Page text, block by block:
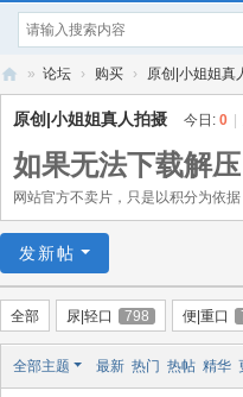
影
区
» 论坛 › 购买 › 原创|小姐姐真
原创|小姐姐真人拍摄 今日: 0
如果无法下载解
网站官方不卖片，只是以积分为依
发新帖
全部 尿|轻口 798 便|重口
全部主题 最新 热门 热帖 精华